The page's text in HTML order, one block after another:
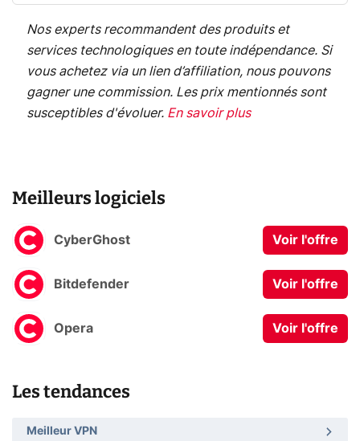
Nos experts recommandent des produits et
services technologiques en toute indépendance. Si
vous achetez via un lien d’affiliation, nous pouvons
gagner une commission. Les prix mentionnés sont
susceptibles d'évoluer. En savoir plus
Meilleurs logiciels
CyberGhost Voir l'offre
Bitdefender Voir l'offre
Opera Voir l'offre
Les tendances
Meilleur VPN